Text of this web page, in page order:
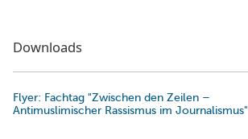
Downloads
Flyer: Fachtag "Zwischen den Zeilen –
Antimuslimischer Rassismus im Journalismus"